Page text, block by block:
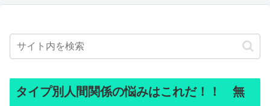
タイプ別人間関係の悩みはこれだ！！ 無